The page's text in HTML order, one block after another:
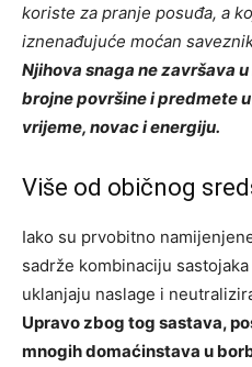
koriste za pranje posuđa, a
iznenađujuće moćan
Njihova snaga ne završava
brojne površine i predmete
vrijeme, novac i energiju.
Više od običnog
Iako su prvobitno
sadrže kombinaciju
uklanjaju naslage i
Upravo zbog tog sastava,
mnogih domaćinstava u